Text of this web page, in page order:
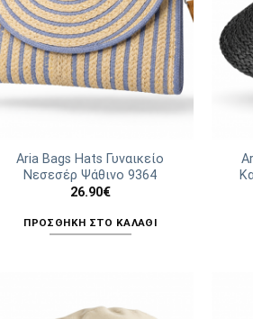
Οι
επιλογές
μπορούν
να
επιλεγούν
στη
του
προϊόντος
Aria Bags Hats Γυναικείο
Νεσεσέρ Ψάθινο 9364
26.90€
ΠΡΟΣΘΉΚΗ ΣΤΟ ΚΑΛΆΘΙ